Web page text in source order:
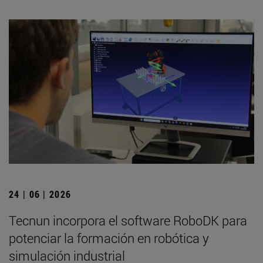
24 | 06 | 2026
Tecnun incorpora el software RoboDK para
potenciar la formación en robótica y
simulación industrial